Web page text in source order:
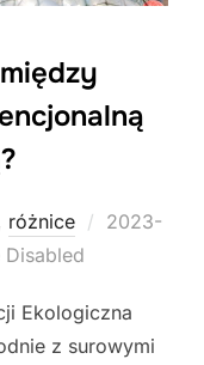
różnice
Posted
2023-
Disabled
Ekologiczna
z surowymi